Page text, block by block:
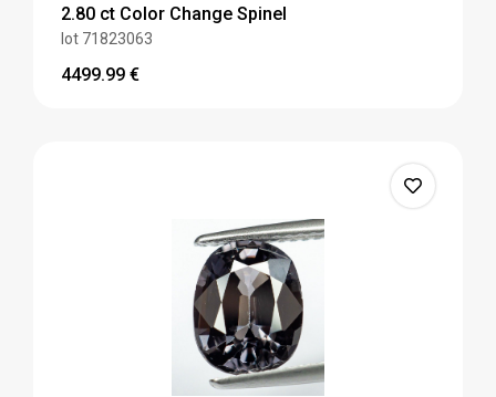
2.80 ct Color Change Spinel
lot 71823063
4499.99 €